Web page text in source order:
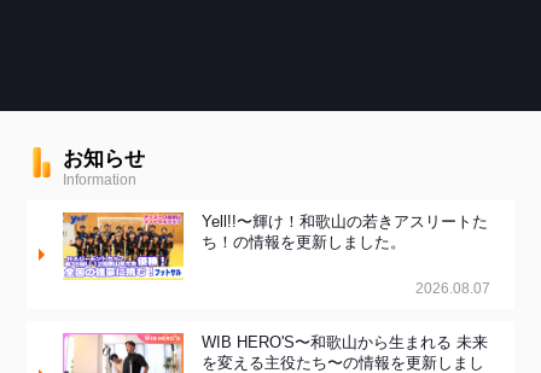
お知らせ
Information
Yell!!〜輝け！和歌山の若きアスリートた
ち！の情報を更新しました。
2026.08.07
WIB HERO'S〜和歌山から生まれる 未来
を変える主役たち〜の情報を更新しまし